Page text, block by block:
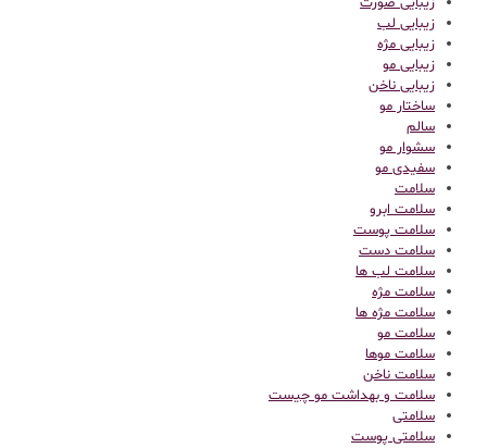
زیبایی لب
زیبایی مژه
زیبایی مو
زیبایی ناخن
ساختار مو
سالم
سشوار مو
سفیدی مو
سلامت
سلامت ابرو
سلامت پوست
سلامت دست
سلامت لب ها
سلامت مژه
سلامت مژه ها
سلامت مو
سلامت موها
سلامت ناخن
سلامت و بهداشت مو چیست
سلامتی
سلامتی پوست